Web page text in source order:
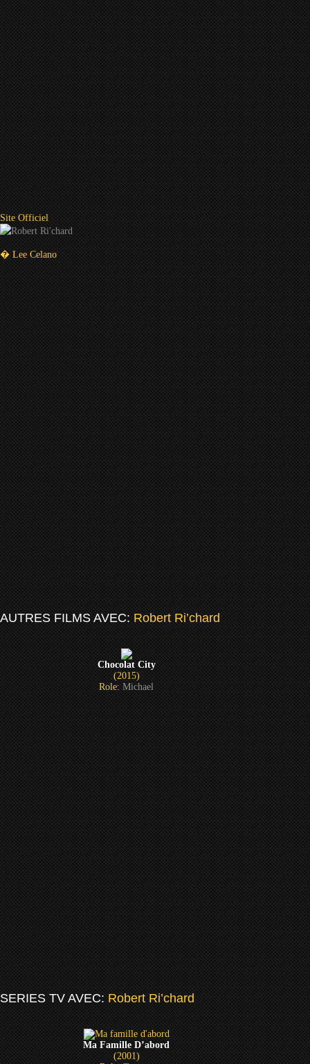
Site Officiel
� Lee Celano
AUTRES FILMS AVEC:Robert Ri’chard
Chocolat City
(2015)
Role:Michael
SERIES TV AVEC:Robert Ri’chard
Ma Famille D’abord
(2001)